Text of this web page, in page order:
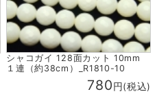
シャコガイ 128面カット 10mm
１連（約38cm）_R1810-10
780円(税込)